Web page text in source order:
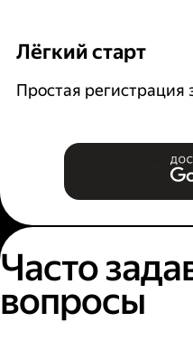
Лёгкий старт
Простая регистрация
Часто
вопросы